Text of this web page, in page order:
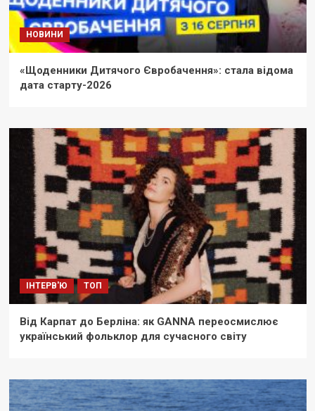
НОВИНИ
«Щоденники Дитячого Євробачення»: стала відома
дата старту-2026
ІНТЕРВ'Ю ТОП
Від Карпат до Берліна: як GANNA переосмислює
український фольклор для сучасного світу